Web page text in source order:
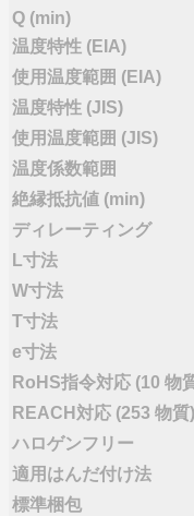
Q (min)
温度特性 (EIA)
使用温度範囲 (EIA)
温度特性 (JIS)
使用温度範囲 (JIS)
温度係数範囲
絶縁抵抗値 (min)
ディレーティング
L寸法
W寸法
T寸法
e寸法
RoHS指令対応 (10 物
REACH対応 (253 物質)
ハロゲンフリー
適用はんだ付け法
標準梱包